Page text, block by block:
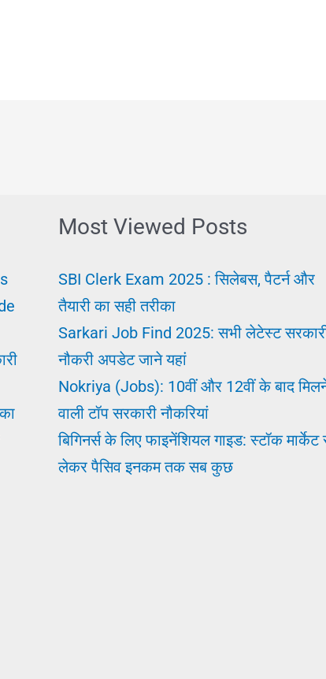
मिले।
Karne
Pahle
Most Viewed Posts
SBI Clerk Exam 2025 : सिलेबस, पैटर्न और
तैयारी का सही तरीका
Sarkari Job Find 2025: सभी लेटेस्ट
नौकरी अपडेट जाने यहां
Nokriya (Jobs): 10वीं और 12वीं के बाद
वाली टॉप सरकारी नौकरियां
बिगिनर्स के लिए फाइनेंशियल गाइड: स्टॉक मार्केट
लेकर पैसिव इनकम तक सब कुछ